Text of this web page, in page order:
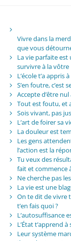
Vivre dans la
que vous
La vie parfaite est
survivre à la vôtre
L’école t’a
S’en foutre, c’est
Accepte d’être
Tout est foutu, et
Sois vivant, pas
L’art de foirer sa
La douleur est
Les gens
l’action est la
Tu veux des
fait et commence
Ne cherche pas
La vie est une
On te dit de vivre
t’en fais quoi ?
L’autosuffisance
L’État t’apprend
Leur système